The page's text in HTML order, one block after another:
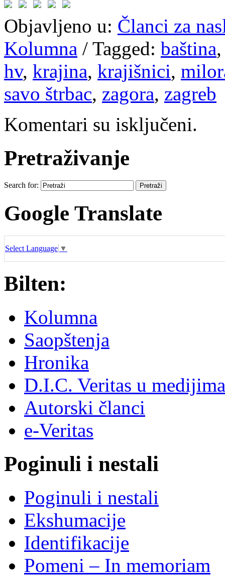
Objavljeno u: Članci za
Kolumna / Tagged: baština
hv, krajina, krajišnici,
savo štrbac, zagora, zagreb
Komentari su isključeni.
Pretraživanje
Search for:
Google Translate
Select Language ▼
Bilten:
Kolumna
Saopštenja
Hronika
D.I.C. Veritas u medijima
Autorski članci
e-Veritas
Poginuli i nestali
Poginuli i nestali
Ekshumacije
Identifikacije
Pomeni – In memoriam